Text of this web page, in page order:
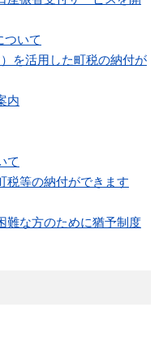
ついて
を活用した町税の納付が
内
て
税等の納付ができます
難な方のために猶予制度